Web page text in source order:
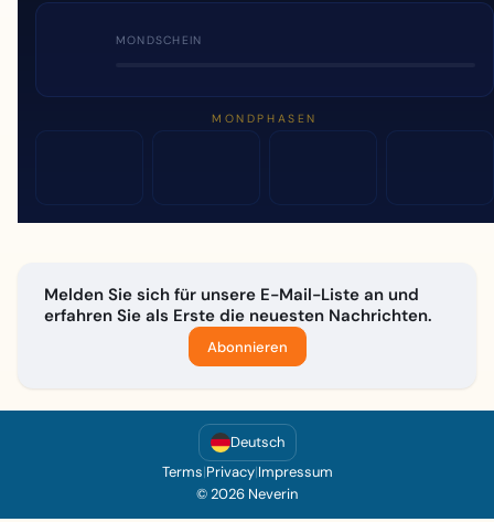
MONDSCHEIN
MONDPHASEN
Melden Sie sich für unsere E-Mail-Liste an und
erfahren Sie als Erste die neuesten Nachrichten.
Abonnieren
Deutsch
Terms|Privacy|Impressum
© 2026 Neverin